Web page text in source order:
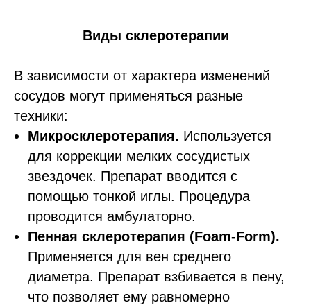
Виды склеротерапии
В зависимости от характера изменений
сосудов могут применяться разные
техники:
Микросклеротерапия. Используется
для коррекции мелких сосудистых
звездочек. Препарат вводится с
помощью тонкой иглы. Процедура
проводится амбулаторно.
Пенная склеротерапия (Foam-Form).
Применяется для вен среднего
диаметра. Препарат взбивается в пену,
что позволяет ему равномерно